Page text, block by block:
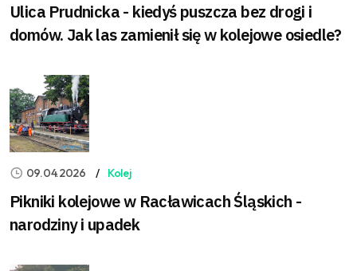
Ulica Prudnicka - kiedyś puszcza bez drogi i
domów. Jak las zamienił się w kolejowe osiedle?
09.04.2026 Kolej
Pikniki kolejowe w Racławicach Śląskich -
narodziny i upadek